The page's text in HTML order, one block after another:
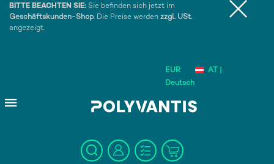
BITTE BEACHTEN SIE: Sie befinden sich jetzt im
Geschäftskunden-Shop. Die Preise werden zzgl. USt.
angezeigt.
EUR
AT |
Deutsch